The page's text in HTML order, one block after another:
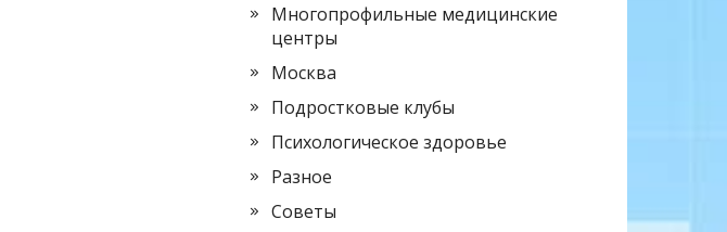
Многопрофильные медицинские
центры
Москва
Подростковые клубы
Психологическое здоровье
Разное
Советы